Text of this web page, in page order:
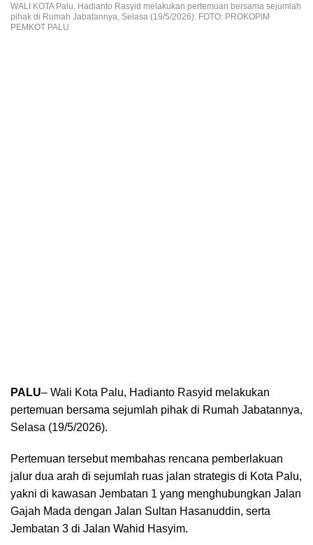
WALI KOTA Palu, Hadianto Rasyid melakukan pertemuan bersama sejumlah
pihak di Rumah Jabatannya, Selasa (19/5/2026). FOTO: PROKOPIM
PEMKOT PALU
PALU– Wali Kota Palu, Hadianto Rasyid melakukan
pertemuan bersama sejumlah pihak di Rumah Jabatannya,
Selasa (19/5/2026).
Pertemuan tersebut membahas rencana pemberlakuan
jalur dua arah di sejumlah ruas jalan strategis di Kota Palu,
yakni di kawasan Jembatan 1 yang menghubungkan Jalan
Gajah Mada dengan Jalan Sultan Hasanuddin, serta
Jembatan 3 di Jalan Wahid Hasyim.